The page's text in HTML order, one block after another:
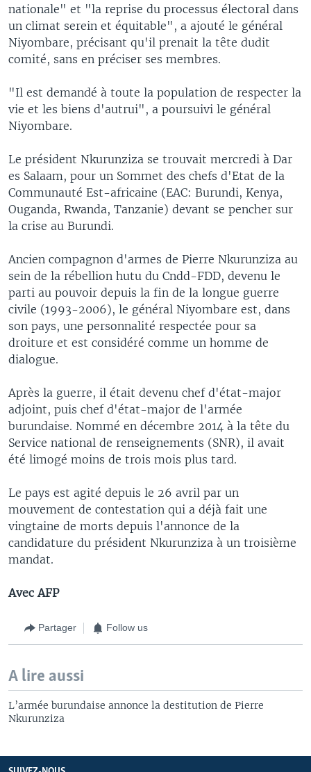
nationale" et "la reprise du processus électoral dans
un climat serein et équitable", a ajouté le général
Niyombare, précisant qu'il prenait la tête dudit
comité, sans en préciser ses membres.
"Il est demandé à toute la population de respecter la
vie et les biens d'autrui", a poursuivi le général
Niyombare.
Le président Nkurunziza se trouvait mercredi à Dar
es Salaam, pour un Sommet des chefs d'Etat de la
Communauté Est-africaine (EAC: Burundi, Kenya,
Ouganda, Rwanda, Tanzanie) devant se pencher sur
la crise au Burundi.
Ancien compagnon d'armes de Pierre Nkurunziza au
sein de la rébellion hutu du Cndd-FDD, devenu le
parti au pouvoir depuis la fin de la longue guerre
civile (1993-2006), le général Niyombare est, dans
son pays, une personnalité respectée pour sa
droiture et est considéré comme un homme de
dialogue.
Après la guerre, il était devenu chef d'état-major
adjoint, puis chef d'état-major de l'armée
burundaise. Nommé en décembre 2014 à la tête du
Service national de renseignements (SNR), il avait
été limogé moins de trois mois plus tard.
Le pays est agité depuis le 26 avril par un
mouvement de contestation qui a déjà fait une
vingtaine de morts depuis l'annonce de la
candidature du président Nkurunziza à un troisième
mandat.
Avec AFP
Partager Follow us
A lire aussi
L’armée burundaise annonce la destitution de Pierre
Nkurunziza